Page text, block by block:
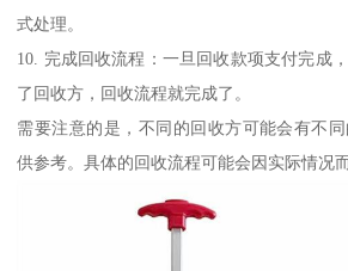
式处理。
10. 完成回收流程：一旦回收款项支付完成
了回收方，回收流程就完成了。
需要注意的是，不同的回收方可能会有不
供参考。具体的回收流程可能会因实际情况